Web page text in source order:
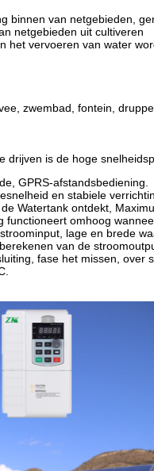
binnen van netgebieden,
netgebieden uit cultiveren
het vervoeren van water
zwembad, fontein,
drijven is de hoge
GPRS-afstandsbediening.
en stabiele
Watertank ontdekt,
omhoog
lage en brede
van de
fase het missen, over